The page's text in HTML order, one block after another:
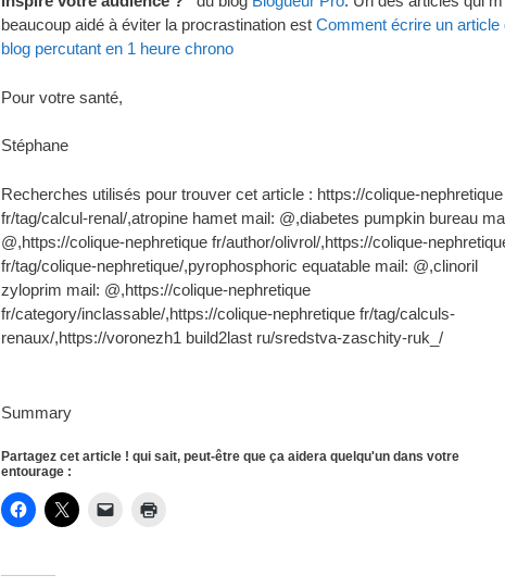
beaucoup aidé à éviter la procrastination est Comment écrire un article
blog percutant en 1 heure chrono
Pour votre santé,
Stéphane
Recherches utilisés pour trouver cet article : https://colique-nephretique
fr/tag/calcul-renal/,atropine hamet mail: @,diabetes pumpkin bureau
@,https://colique-nephretique fr/author/olivrol/,https://colique-
fr/tag/colique-nephretique/,pyrophosphoric equatable mail: @,clinoril
zyloprim mail: @,https://colique-nephretique
fr/category/inclassable/,https://colique-nephretique fr/tag/calculs-
renaux/,https://voronezh1 build2last ru/sredstva-zaschity-ruk_/
Summary
Partagez cet article ! qui sait, peut-être que ça aidera quelqu'un dans votre
entourage :